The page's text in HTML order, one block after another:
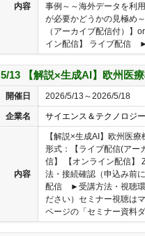
内容
事例～～海外データを利
が必要かどうかの見極め
（アーカイブ配信付）】
イン配信】 ライブ配信
5/13 【解説×生成AI】欧州医
開催日 2026/5/13～2026/5/18
企業名 サイエンス＆テクノロジ
内容
【解説×生成AI】欧州医
形式：【ライブ配信(アー
信】 【オンライン配信
法・接続確認（申込み前
配信 ►受講方法・視聴環
ださい）セミナー視聴は
ページの「セミナー資料